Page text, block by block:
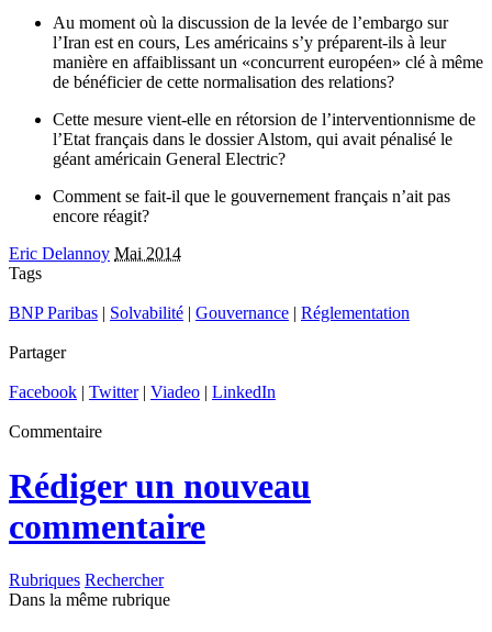
Au moment où la discussion de la levée de l’embargo sur
l’Iran est en cours, Les américains s’y préparent-ils à leur
manière en affaiblissant un «concurrent européen» clé à même
de bénéficier de cette normalisation des relations?
Cette mesure vient-elle en rétorsion de l’interventionnisme de
l’Etat français dans le dossier Alstom, qui avait pénalisé le
géant américain General Electric?
Comment se fait-il que le gouvernement français n’ait pas
encore réagit?
Eric Delannoy Mai 2014
Tags
BNP Paribas | Solvabilité | Gouvernance | Réglementation
Partager
Facebook | Twitter| Viadeo | LinkedIn
Commentaire
Rédiger un nouveau
commentaire
Rubriques Rechercher
Dans la même rubrique